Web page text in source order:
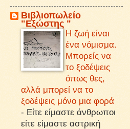
Βιβλιοπωλείο
"Εξώστης "
Η ζωή είναι
ένα νόμισμα.
Μπορείς να
το ξοδέψεις
όπως θες,
αλλά μπορεί να το
ξοδέψεις μόνο μια φορά
- Είτε είμαστε άνθρωποι
είτε είμαστε αστρική